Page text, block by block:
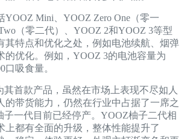
YOOZ Mini、YOOZ Zero One（零一
（零二代）、YOOZ 2和YOOZ 3等型
其特点和优化之处，例如电池续航、烟弹
的优化。例如，YOOZ 3的电池容量为
口吸食量。
首款产品，虽然在市场上表现不尽如人
的带货能力，仍然在行业中占据了一席之
子一代目前已经停产。YOOZ柚子二代相
上都有全面的升级，整体性能提升了